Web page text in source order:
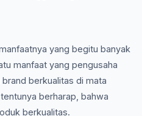
yang begitu banyak
manfaat yang pengusaha
berkualitas di mata
berharap, bahwa
berkualitas.